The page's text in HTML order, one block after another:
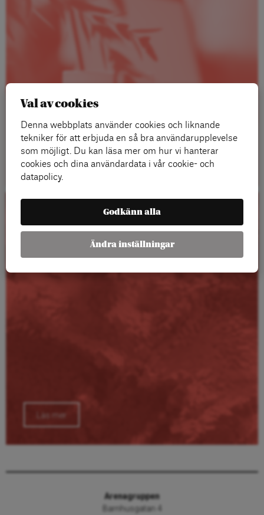
Läs mer
Kalender
Läs mer
Arenagruppen
Barnhusgatan 4
Val av cookies
Denna webbplats använder cookies och liknande
tekniker för att erbjuda en så bra användarupplevelse
som möjligt. Du kan läsa mer om hur vi hanterar
cookies och dina användardata i vår cookie- och
datapolicy.
Godkänn alla
Ändra inställningar